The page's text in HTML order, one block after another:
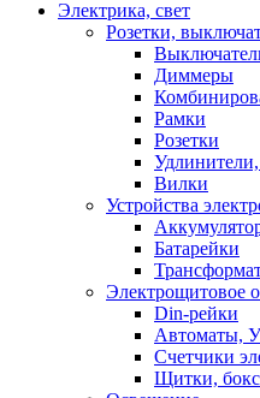
Электрика, свет
Розетки,
Диммеры
Рамки
Розетки
Вилки
Устройства
Батарейки
Электрощитовое
Din-рейки
Автоматы,
Счетчики
Щитки,